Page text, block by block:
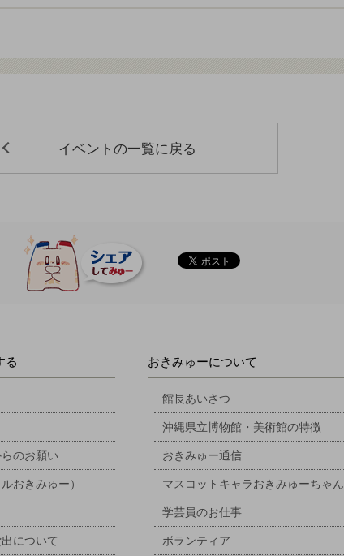
イベントの一覧に戻る
る
のお願い
おきみゅー）
について
おきみゅーについて
館長あいさつ
沖縄県立博物館・美術館の特徴
おきみゅー通信
マスコットキャラおきみゅーちゃん
学芸員のお仕事
ボランティア